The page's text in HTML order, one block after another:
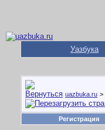
Уазбука
uazbuka.ru >
Регистрация